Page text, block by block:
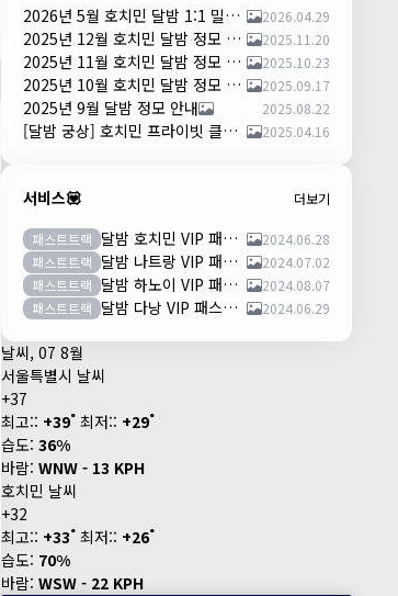
2026년 5월 호치민 달밤 1:1 밀착 댄서 파티 안내 2026.04.29
2025년 12월 호치민 달밤 정모 안내 2025.11.20
2025년 11월 호치민 달밤 정모 안내 2025.10.23
2025년 10월 호치민 달밤 정모 안내 2025.09.17
2025년 9월 달밤 정모 안내 2025.08.22
[달밤 궁상] 호치민 프라이빗 클럽 댄스 파티 – 하루 한 팀만! 2025.04.16
서비스💟 더보기
패스트트랙 달밤 호치민 VIP 패스트트랙 이용안내 (떤션넛공항)
2024.06.28
패스트트랙
달밤 나트랑 VIP 패스트트랙 이용안내 (깜란공항)
2024.07.02
패스트트랙
달밤 하노이 VIP 패스트트랙 이용안내 (노이바이공항)
2024.08.07
패스트트랙
달밤 다낭 VIP 패스트트랙 이용안내 (다낭국제공항) 2024.06.29
날씨, 07 8월
서울특별시 날씨
+37
최고:: +39° 최저:: +29°
습도: 36%
바람: WNW - 13 KPH
호치민 날씨
+32
최고:: +33° 최저:: +26°
습도: 70%
바람: WSW - 22 KPH